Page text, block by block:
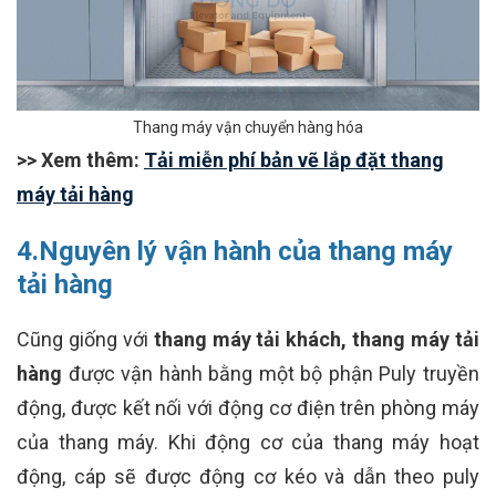
Thang máy vận chuyển hàng hóa
>> Xem thêm: Tải miễn phí bản vẽ lắp đặt thang
máy tải hàng
4.Nguyên lý vận hành của thang máy
tải hàng
Cũng giống với thang máy tải khách, thang máy tải
hàng được vận hành bằng một bộ phận Puly truyền
động, được kết nối với động cơ điện trên phòng máy
của thang máy. Khi động cơ của thang máy hoạt
động, cáp sẽ được động cơ kéo và dẫn theo puly